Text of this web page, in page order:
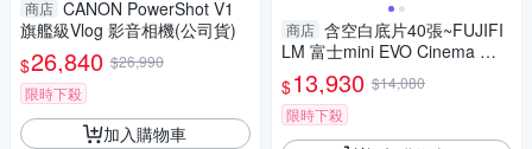
商店 CANON PowerShot V1
旗艦級Vlog 影音相機(公司貨)
$26,840 $26,990
限時下殺
加入購物車
商店 含空白底片40張~FUJIFI
LM 富士mini EVO Cinema 三
合一 拍立得 拍照/影片/列印(公
司貨)
$13,930 $14,080
限時下殺